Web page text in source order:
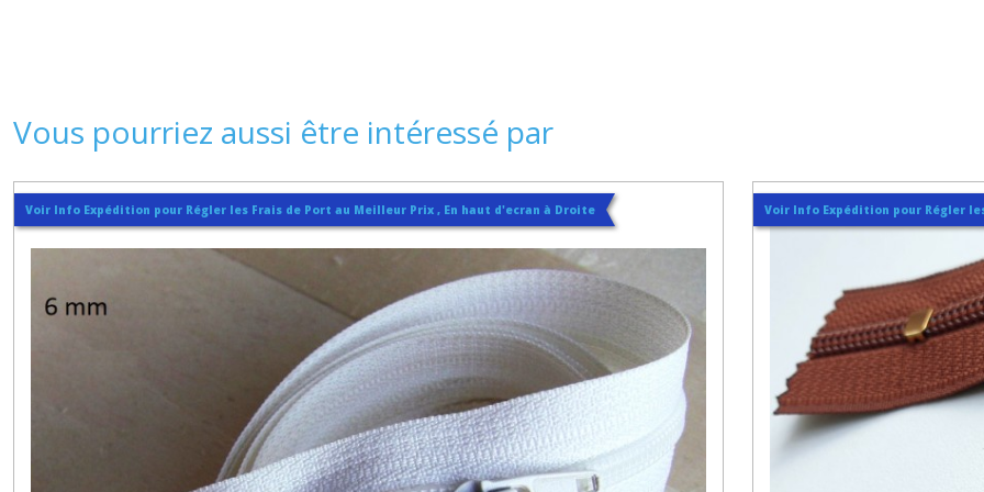
Vous pourriez aussi être intéressé par
Voir Info Expédition pour Régler les Frais de Port au Meilleur Prix , En haut d'ecran à Droite Voir Info Expédition pour Régler